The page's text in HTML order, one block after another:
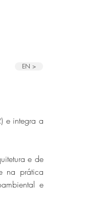
EN >
e integra a
e de
na prática
e